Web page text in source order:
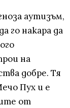
аутизъм,
го накара да
на
добре. Тя
Пух и е
от